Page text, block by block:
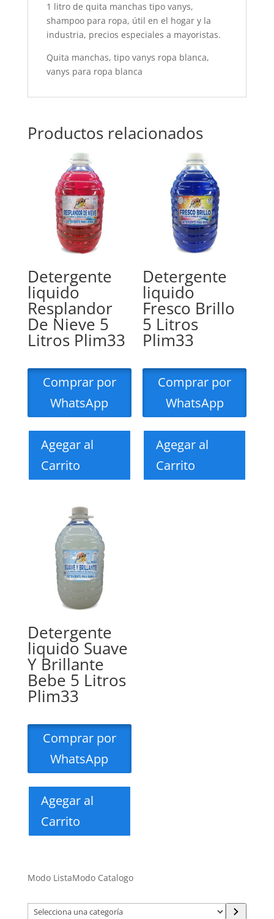
1 litro de quita manchas tipo vanys,
shampoo para ropa, útil en el hogar y la
industria, precios especiales a mayoristas.
Quita manchas, tipo vanys ropa blanca,
vanys para ropa blanca
Productos relacionados
Detergente
liquido
Resplandor
De Nieve 5
Litros Plim33
Comprar por
WhatsApp
Agegar al
Carrito
Detergente
liquido
Fresco Brillo
5 Litros
Plim33
Comprar por
WhatsApp
Agegar al
Carrito
Detergente
liquido Suave
Y Brillante
Bebe 5 Litros
Plim33
Comprar por
WhatsApp
Agegar al
Carrito
Modo ListaModo Catalogo
Selecciona